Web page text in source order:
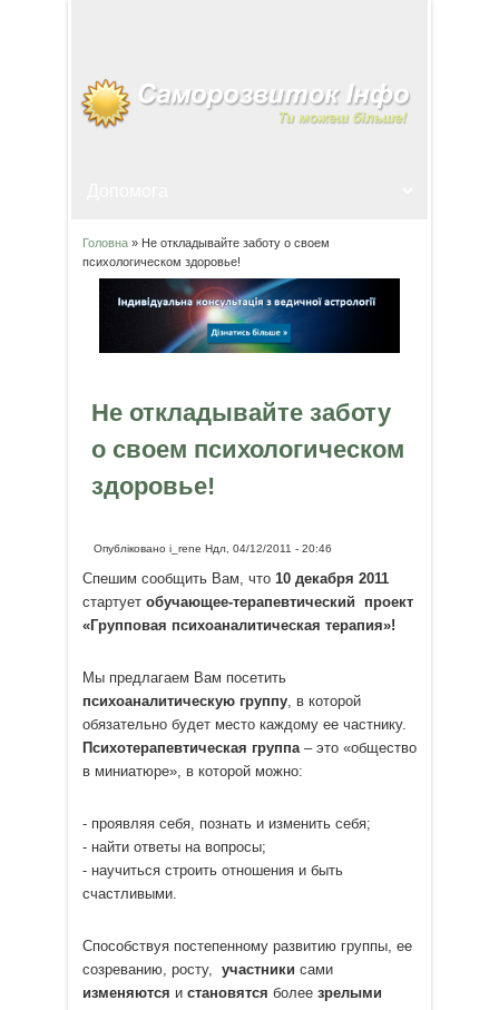
Ви є тут
Головна» Не откладывайте заботу о своем
психологическом здоровье!
Не откладывайте заботу
о своем психологическом
здоровье!
Опублікованоi_rene Ндл, 04/12/2011 - 20:46
Спешим сообщить Вам, что 10 декабря 2011
стартует обучающее-терапевтический проект
«Групповая психоаналитическая терапия»!
Мы предлагаем Вам посетить
психоаналитическую группу, в которой
обязательно будет место каждому ее частнику.
Психотерапевтическая группа– это «общество
в миниатюре», в которой можно:
- проявляя себя, познать и изменить себя;
- найти ответы на вопросы;
- научиться строить отношения и быть
счастливыми.
Способствуя постепенному развитию группы, ее
созреванию, росту, участники сами
изменяются и становятся более зрелыми